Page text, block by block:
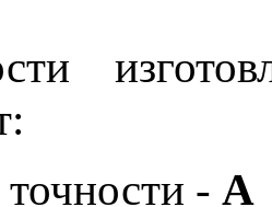
- А